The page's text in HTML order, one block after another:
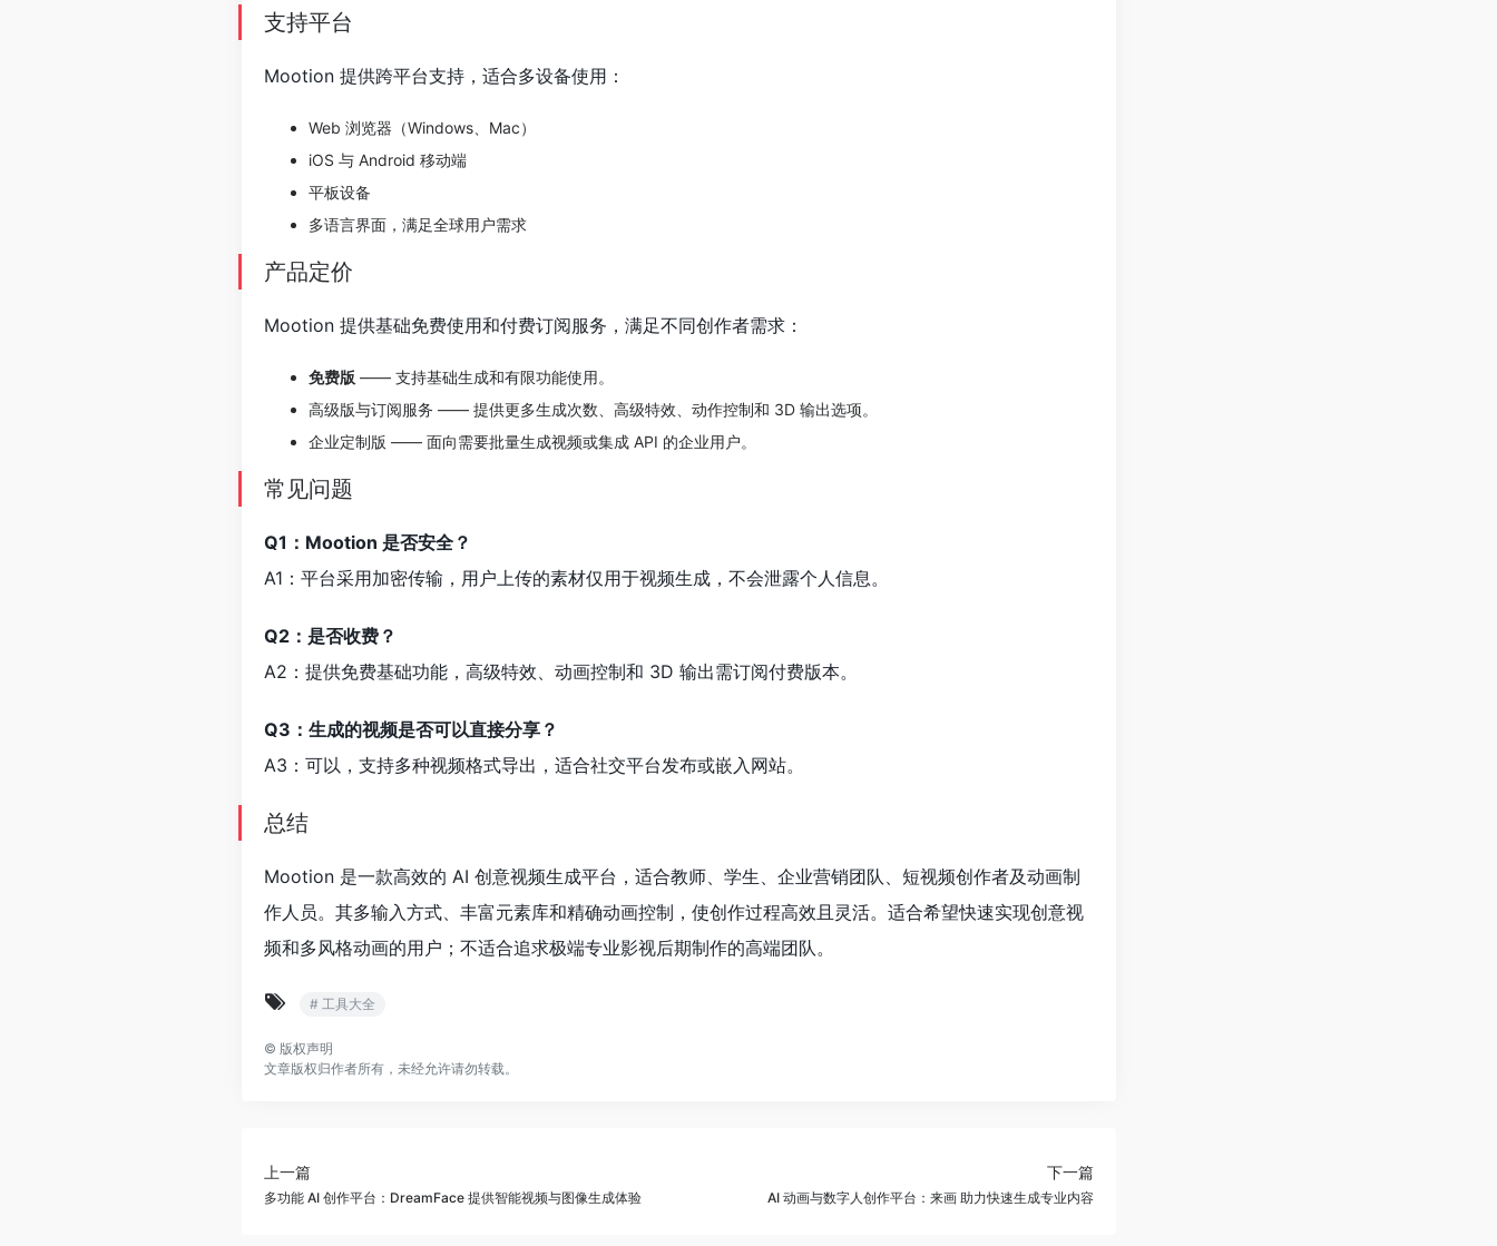
支持平台
Mootion 提供跨平台支持，适合多设备使用：
Web 浏览器（Windows、Mac）
iOS 与 Android 移动端
平板设备
多语言界面，满足全球用户需求
产品定价
Mootion 提供基础免费使用和付费订阅服务，满足不同创作者需求：
免费版 —— 支持基础生成和有限功能使用。
高级版与订阅服务 —— 提供更多生成次数、高级特效、动作控制和 3D 输出选项。
企业定制版 —— 面向需要批量生成视频或集成 API 的企业用户。
常见问题
Q1：Mootion 是否安全？
A1：平台采用加密传输，用户上传的素材仅用于视频生成，不会泄露个人信息。
Q2：是否收费？
A2：提供免费基础功能，高级特效、动画控制和 3D 输出需订阅付费版本。
Q3：生成的视频是否可以直接分享？
A3：可以，支持多种视频格式导出，适合社交平台发布或嵌入网站。
总结
Mootion 是一款高效的 AI 创意视频生成平台，适合教师、学生、企业营销团队、短视频创作者及动画制
作人员。其多输入方式、丰富元素库和精确动画控制，使创作过程高效且灵活。适合希望快速实现创意视
频和多风格动画的用户；不适合追求极端专业影视后期制作的高端团队。
# 工具大全
© 版权声明
文章版权归作者所有，未经允许请勿转载。
上一篇
多功能 AI 创作平台：DreamFace 提供智能视频与图像生成体验
下一篇
AI 动画与数字人创作平台：来画 助力快速生成专业内容